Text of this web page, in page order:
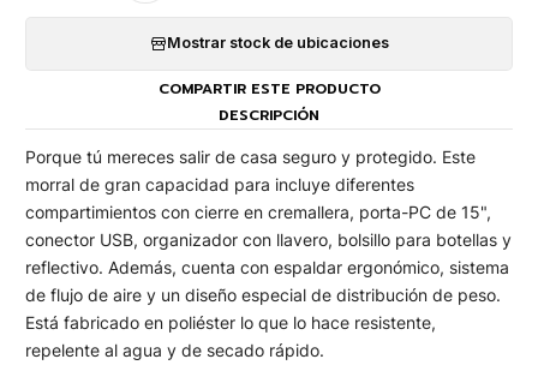
Mostrar stock de ubicaciones
COMPARTIR ESTE PRODUCTO
DESCRIPCIÓN
Porque tú mereces salir de casa seguro y protegido. Este
morral de gran capacidad para incluye diferentes
compartimientos con cierre en cremallera, porta-PC de 15",
conector USB, organizador con llavero, bolsillo para botellas y
reflectivo. Además, cuenta con espaldar ergonómico, sistema
de flujo de aire y un diseño especial de distribución de peso.
Está fabricado en poliéster lo que lo hace resistente,
repelente al agua y de secado rápido.